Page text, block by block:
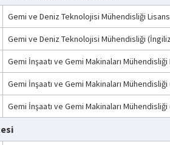
Gemi ve Deniz Teknolojisi Mühendisliği Lisans
Gemi ve Deniz Teknolojisi Mühendisliği
Gemi İnşaatı ve Gemi Makinaları Mühendisliği
Gemi İnşaatı ve Gemi Makinaları
Gemi İnşaatı ve Gemi Makinaları